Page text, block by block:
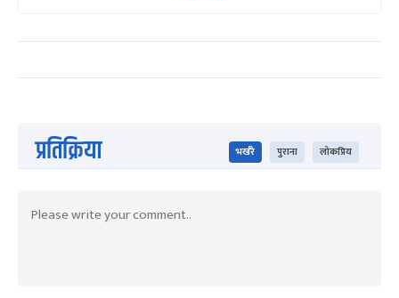
प्रतिक्रिया भर्खरै पुराना लोकप्रिय